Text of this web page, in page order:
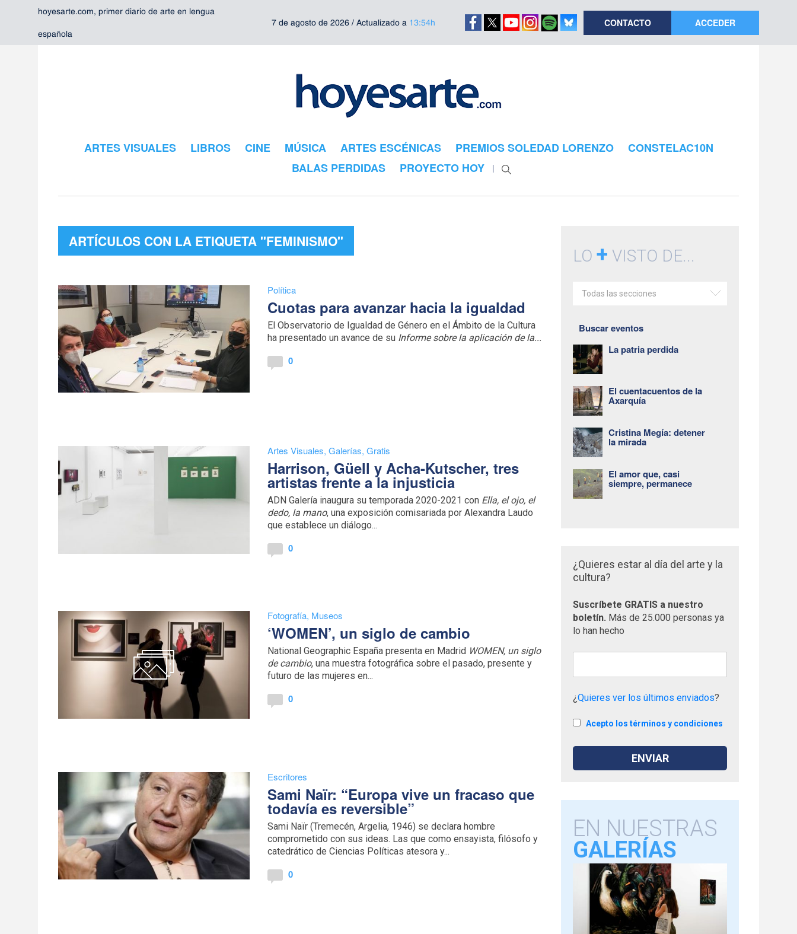
hoyesarte.com, primer diario de arte en lengua
española
7 de agosto de 2026 / Actualizado a 13:54h CONTACTO ACCEDER
ARTES VISUALES LIBROS CINE MÚSICA ARTES ESCÉNICAS PREMIOS SOLEDAD LORENZO
CONSTELAC10N
BALAS PERDIDAS
PROYECTO HOY
ARTÍCULOS CON LA ETIQUETA "FEMINISMO"
Política
Cuotas para avanzar hacia la igualdad
El Observatorio de Igualdad de Género en el Ámbito de la Cultura
ha presentado un avance de su Informe sobre la aplicación de la...
0
Artes Visuales,Galerías,Gratis
Harrison, Güell y Acha-Kutscher, tres
artistas frente a la injusticia
ADN Galería inaugura su temporada 2020-2021 con Ella, el ojo, el
dedo, la mano, una exposición comisariada por Alexandra Laudo
que establece un diálogo...
0
Fotografía, Museos
‘WOMEN’, un siglo de cambio
National Geographic España presenta en Madrid WOMEN, un siglo
de cambio, una muestra fotográfica sobre el pasado, presente y
futuro de las mujeres en...
0
Escritores
Sami Naïr: “Europa vive un fracaso que
todavía es reversible”
Sami Naïr (Tremecén, Argelia, 1946) se declara hombre
comprometido con sus ideas. Las que como ensayista, filósofo y
catedrático de Ciencias Políticas atesora y...
0
LO+ VISTO DE...
Todas las secciones
Buscar eventos
La patria perdida
El cuentacuentos de la
Axarquía
Cristina Megía: detener
la mirada
El amor que, casi
siempre, permanece
¿Quieres estar al día del arte y la
cultura?
Suscríbete GRATIS a nuestro
boletín. Más de 25.000 personas ya
lo han hecho
¿Quieres ver los últimos enviados?
Acepto los términos y condiciones
EN NUESTRAS
GALERÍAS